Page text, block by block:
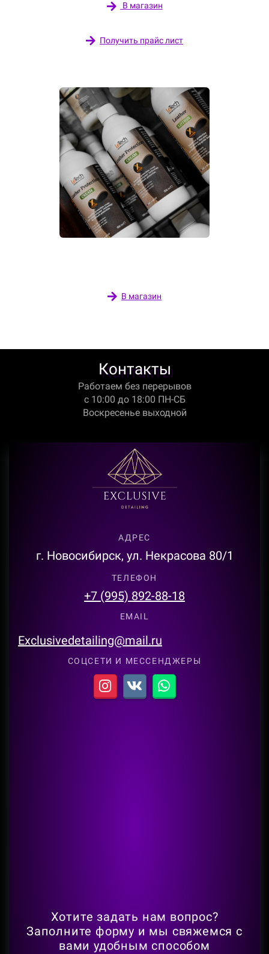
В магазин
Получить прайс лист
В магазин
Контакты
Работаем без перерывов
с 10:00 до 18:00 ПН-СБ
Воскресенье выходной
АДРЕС
г. Новосибирск, ул. Некрасова 80/1
ТЕЛЕФОН
+7 (995) 892-88-18
EMAIL
Exclusivedetailing@mail.ru
СОЦСЕТИ И МЕССЕНДЖЕРЫ
Хотите задать нам вопрос?
Заполните форму и мы свяжемся с
вами удобным способом